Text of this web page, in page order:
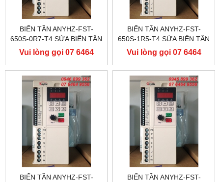
BIẾN TẦN ANYHZ-FST-
650S-0R7-T4 SỬA BIẾN TẦN
ANYHZ
Vui lòng gọi 07 6464
9556
BIẾN TẦN ANYHZ-FST-
650S-1R5-T4 SỬA BIẾN TẦN
ANYHZ
Vui lòng gọi 07 6464
9556
BIẾN TẦN ANYHZ-FST-
BIẾN TẦN ANYHZ-FST-